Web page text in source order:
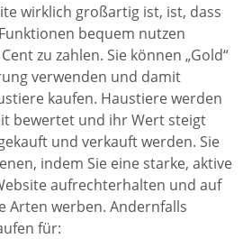
wirklich großartig ist, ist, dass
bequem nutzen
zu zahlen. Sie können „Gold“
verwenden und damit
kaufen. Haustiere werden
bewertet und ihr Wert steigt
und verkauft werden. Sie
indem Sie eine starke, aktive
aufrechterhalten und auf
Arten werben. Andernfalls
für: